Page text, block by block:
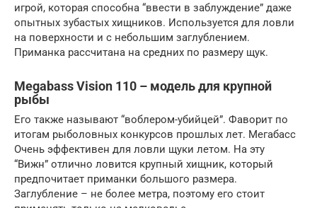
игрой, которая способна “ввести в заблуждение” даже
опытных зубастых хищников. Используется для ловли
на поверхности и с небольшим заглублением.
Приманка рассчитана на средних по размеру щук.
Megabass Vision 110 – модель для крупной
рыбы
Его также называют “воблером-убийцей”. Фаворит по
итогам рыболовных конкурсов прошлых лет. Мегабасс
Очень эффективен для ловли щуки летом. На эту
“Вижн” отлично ловится крупный хищник, который
предпочитает приманки большого размера.
Заглубление – не более метра, поэтому его стоит